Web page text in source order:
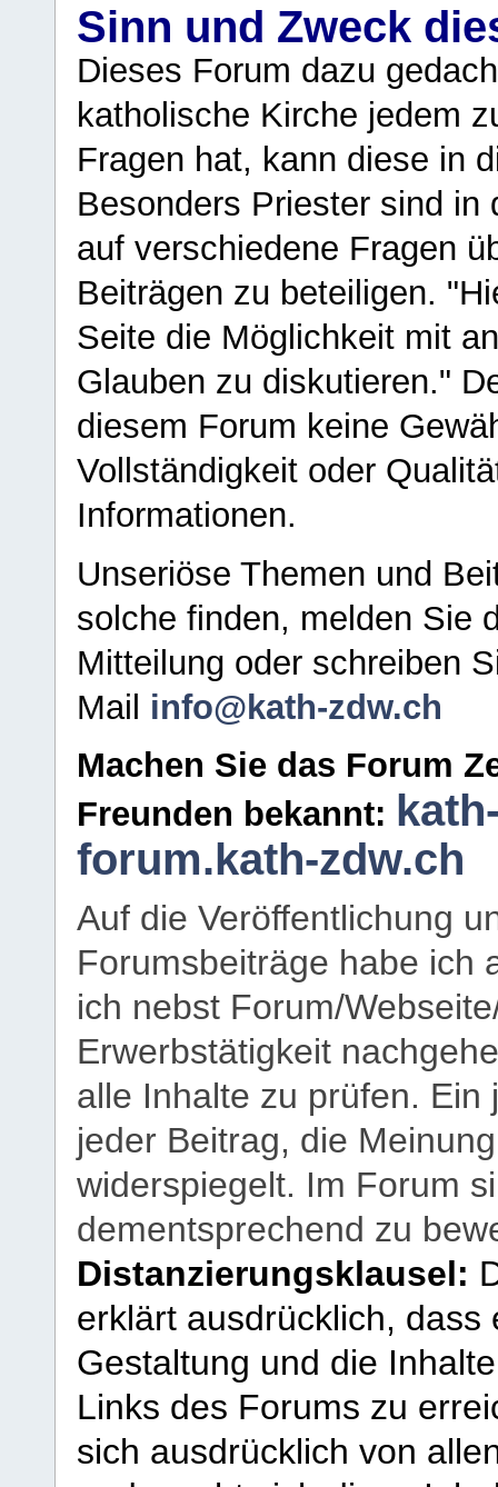
Sinn und Zweck
Dieses Forum dazu
katholische Kirche jedem
Fragen hat, kann diese in
Besonders Priester sind in
auf verschiedene Fragen
Beiträgen zu beteiligen.
Seite die Möglichkeit mit
Glauben zu diskutieren."
diesem Forum keine
Vollständigkeit oder
Informationen.
Unseriöse Themen und
solche finden, melden Sie
Mitteilung oder schreiben
Mail info@kath-zdw.ch
Machen Sie das Forum
Freunden bekannt:
forum.kath-zdw.ch
Auf die Veröffentlichung
Forumsbeiträge habe ich
ich nebst Forum/
Erwerbstätigkeit
alle Inhalte zu prüfen.
jeder Beitrag, die
widerspiegelt. Im Forum
dementsprechend zu
Distanzierungsklausel:
erklärt ausdrücklich,
Gestaltung und die
Links des Forums zu
sich ausdrücklich von